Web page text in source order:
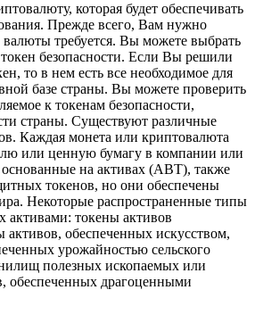
которая будет обеспечивать
Прежде всего, Вам нужно
валюты требуется. Вы можете выбрать
безопасности. Если Вы решили
то в нем есть все необходимое для
базе страны. Вы можете проверить
к токенам безопасности,
страны. Существуют различные
Каждая монета или криптовалюта
или ценную бумагу в компании или
на активах (ABT), также
токенов, но они обеспечены
Некоторые распространенные типы
активами: токены активов
обеспеченных искусством,
урожайностью сельского
полезных ископаемых или
обеспеченных драгоценными